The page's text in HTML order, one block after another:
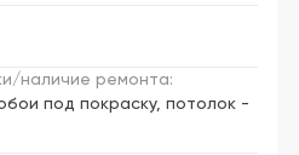
наличие ремонта:
под покраску, потолок -